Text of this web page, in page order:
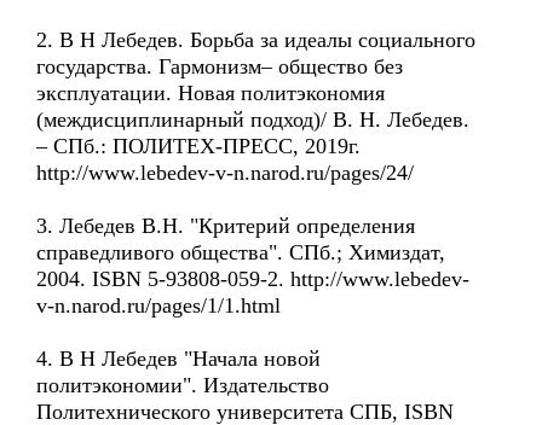
2. В Н Лебедев. Борьба за идеалы социального
государства. Гармонизм– общество без
эксплуатации. Новая политэкономия
(междисциплинарный подход)/ В. Н. Лебедев.
– СПб.: ПОЛИТЕХ-ПРЕСС, 2019г.
http://www.lebedev-v-n.narod.ru/pages/24/
3. Лебедев В.Н. "Критерий определения
справедливого общества". СПб.; Химиздат,
2004. ISBN 5-93808-059-2. http://www.lebedev-
v-n.narod.ru/pages/1/1.html
4. В Н Лебедев "Начала новой
политэкономии". Издательство
Политехнического университета СПБ, ISBN